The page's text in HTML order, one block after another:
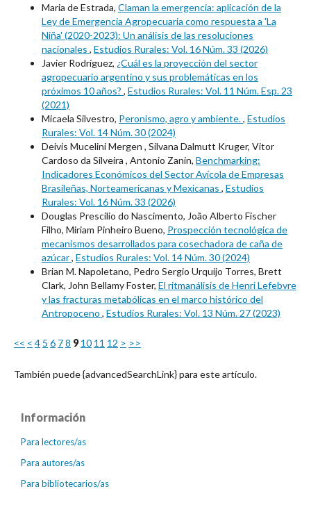
Maria de Estrada, Claman la emergencia: aplicación de la
Ley de Emergencia Agropecuaria como respuesta a 'La
Niña' (2020-2023): Un análisis de las resoluciones
nacionales , Estudios Rurales: Vol. 16 Núm. 33 (2026)
Javier Rodríguez, ¿Cuál es la proyección del sector
agropecuario argentino y sus problemáticas en los
próximos 10 años? , Estudios Rurales: Vol. 11 Núm. Esp. 23
(2021)
Micaela Silvestro, Peronismo, agro y ambiente., Estudios
Rurales: Vol. 14 Núm. 30 (2024)
Deivis Mucelini Mergen , Silvana Dalmutt Kruger, Vitor
Cardoso da Silveira , Antonio Zanin, Benchmarking:
Indicadores Económicos del Sector Avícola de Empresas
Brasileñas, Norteamericanas y Mexicanas , Estudios
Rurales: Vol. 16 Núm. 33 (2026)
Douglas Prescilio do Nascimento, João Alberto Fischer
Filho, Miriam Pinheiro Bueno, Prospección tecnológica de
mecanismos desarrollados para cosechadora de caña de
azúcar, Estudios Rurales: Vol. 14 Núm. 30 (2024)
Brian M. Napoletano, Pedro Sergio Urquijo Torres, Brett
Clark, John Bellamy Foster, El ritmanálisis de Henri Lefebvre
y las fracturas metabólicas en el marco histórico del
Antropoceno , Estudios Rurales: Vol. 13 Núm. 27 (2023)
<< < 4 5 6 78 9 10 11 12 > >>
También puede {advancedSearchLink} para este artículo.
Información
Para lectores/as
Para autores/as
Para bibliotecarios/as